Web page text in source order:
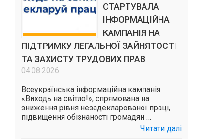
СТАРТУВАЛА
ІНФОРМАЦІЙНА
КАМПАНІЯ НА
ПІДТРИМКУ ЛЕГАЛЬНОЇ ЗАЙНЯТОСТІ
ТА ЗАХИСТУ ТРУДОВИХ ПРАВ
04.08.2026
Всеукраїнська інформаційна кампанія
«Виходь на світло!», спрямована на
зниження рівня незадекларованої праці,
підвищення обізнаності громадян …
Читати далі